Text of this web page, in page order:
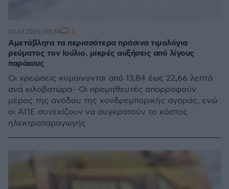
Αμετάβλητα τα περισσότερα πράσινα τιμολόγια
ρεύματος τον Ιούλιο, μικρές αυξήσεις από λίγους
παρόχους
Οι χρεώσεις κυμαίνονται από 13,84 έως 22,66 λεπτά
ανά κιλοβατώρα - Οι προμηθευτές απορροφούν
μέρος της ανόδου της χονδρεμπορικής αγοράς, ενώ
οι ΑΠΕ συνεχίζουν να συγκρατούν το κόστος
ηλεκτροπαραγωγής
02.07.2026, 08:54 3